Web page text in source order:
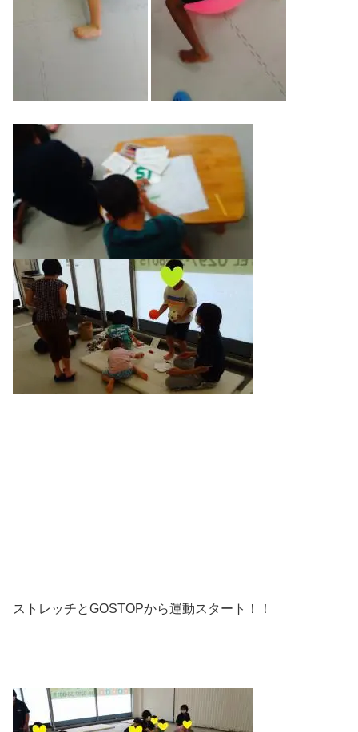
ストレッチとGOSTOPから運動スタート！！